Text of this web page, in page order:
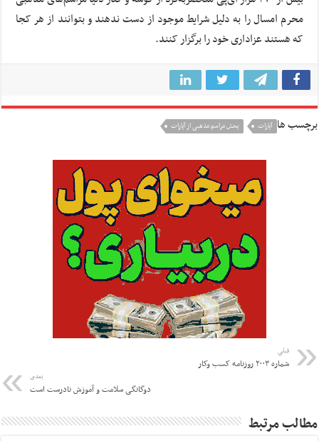
محرم امسال را به دلیل شرایط موجود از دست ندهند و بتوانند از هر کجا
که هستند عزاداری خود را برگزار کنند.
برچسب ها آپارات پخش مراسم مذهبی از آپارات
قبلی
شماره ۲۰۰۳ روزنامه کسب وکار
بعدی
دوگانگی سلامت و آموزش نادرست است
مطالب مرتبط